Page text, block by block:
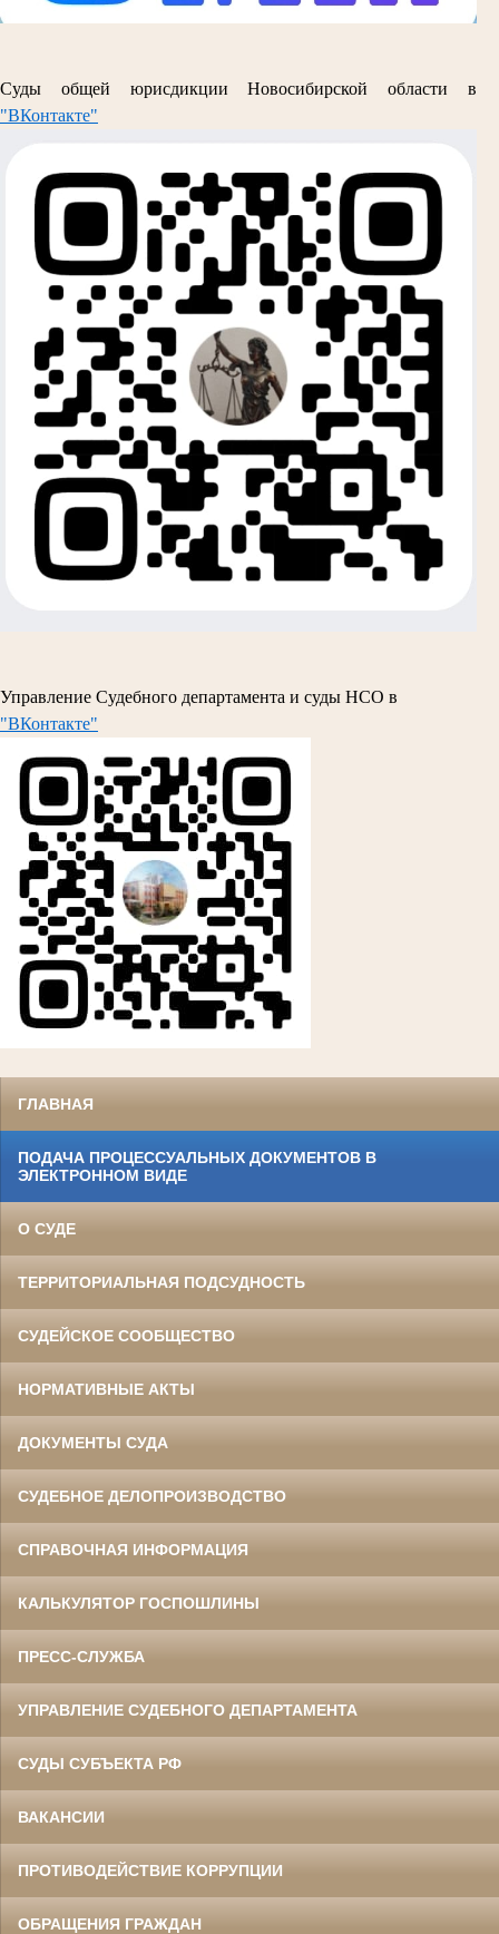
Суды общей юрисдикции Новосибирской области в
"ВКонтакте"
Управление Судебного департамента и суды НСО в
"ВКонтакте"
ГЛАВНАЯ
ПОДАЧА ПРОЦЕССУАЛЬНЫХ ДОКУМЕНТОВ В
ЭЛЕКТРОННОМ ВИДЕ
О СУДЕ
ТЕРРИТОРИАЛЬНАЯ ПОДСУДНОСТЬ
СУДЕЙСКОЕ СООБЩЕСТВО
НОРМАТИВНЫЕ АКТЫ
ДОКУМЕНТЫ СУДА
СУДЕБНОЕ ДЕЛОПРОИЗВОДСТВО
СПРАВОЧНАЯ ИНФОРМАЦИЯ
КАЛЬКУЛЯТОР ГОСПОШЛИНЫ
ПРЕСС-СЛУЖБА
УПРАВЛЕНИЕ СУДЕБНОГО ДЕПАРТАМЕНТА
СУДЫ СУБЪЕКТА РФ
ВАКАНСИИ
ПРОТИВОДЕЙСТВИЕ КОРРУПЦИИ
ОБРАЩЕНИЯ ГРАЖДАН